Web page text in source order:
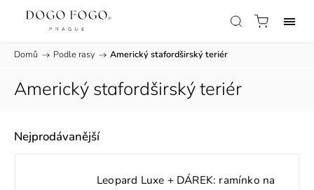
Domů / Podle rasy / Americký stafordširský teriér
Americký stafordširský teriér
Nejprodávanější
Leopard Luxe + DÁREK: ramínko na